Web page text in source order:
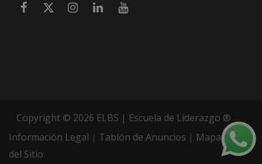
Copyright © 2026 ELBS | Escuela de Liderazgo ®
Información Legal | Tablón de Anuncios | Mapa
del Sitio